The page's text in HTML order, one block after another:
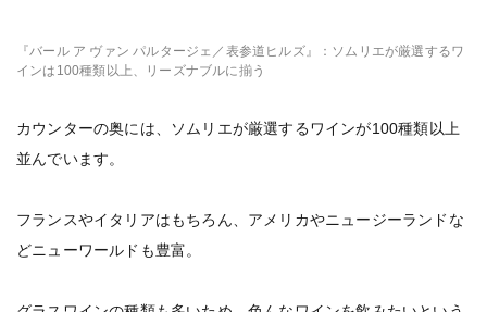
『バール ア ヴァン パルタージェ／表参道ヒルズ』：ソムリエが厳選するワ
インは100種類以上、リーズナブルに揃う
カウンターの奥には、ソムリエが厳選するワインが100種類以上
並んでいます。
フランスやイタリアはもちろん、アメリカやニュージーランドな
どニューワールドも豊富。